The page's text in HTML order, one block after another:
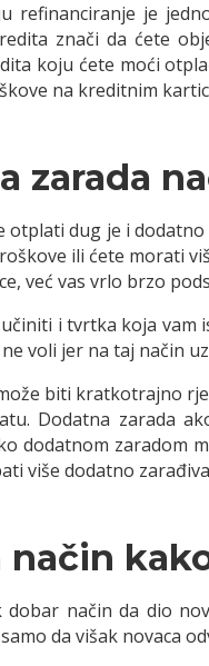
refinanciranje je
znači da ćete
koju ćete moći
na kreditnim
zarada
otplati dug je i
ili ćete morati
već vas vrlo brzo
i tvrtka koja
voli jer na taj način
biti kratkotrajno
Dodatna zarada
dodatnom zaradom
više dodatno
način
dobar način da dio
da višak novaca